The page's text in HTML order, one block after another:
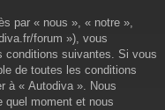
par « nous », « notre »,
forum »), vous
conditions suivantes. Si vous
de toutes les conditions
à « Autodiva ». Nous
quel moment et nous